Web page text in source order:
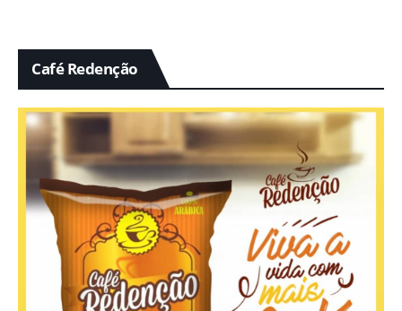
Café Redenção